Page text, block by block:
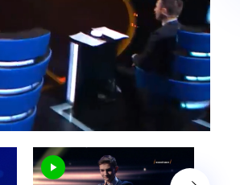
Настройки